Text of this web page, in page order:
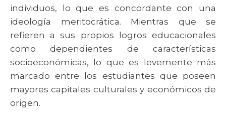
individuos, lo que es concordante con una
ideología meritocrática. Mientras que se
refieren a sus propios logros educacionales
como dependientes de características
socioeconómicas, lo que es levemente más
marcado entre los estudiantes que poseen
mayores capitales culturales y económicos de
origen.